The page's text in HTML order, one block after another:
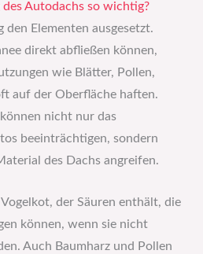
des Autodachs so wichtig?
den Elementen ausgesetzt.
direkt abfließen können,
wie Blätter, Pollen,
auf der Oberfläche haften.
nicht nur das
beeinträchtigen, sondern
des Dachs angreifen.
der Säuren enthält, die
können, wenn sie nicht
Auch Baumharz und Pollen